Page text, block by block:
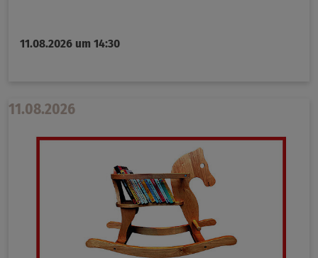
11.08.2026 um 14:30
11.08.2026